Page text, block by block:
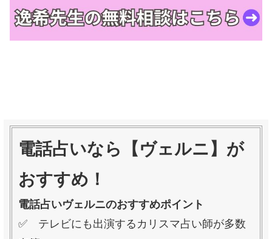
電話占いなら【ヴェルニ】が
おすすめ！
電話占いヴェルニのおすすめポイント
✅ テレビにも出演するカリスマ占い師が多数